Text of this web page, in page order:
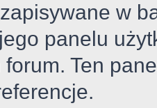
w
panelu
Ten